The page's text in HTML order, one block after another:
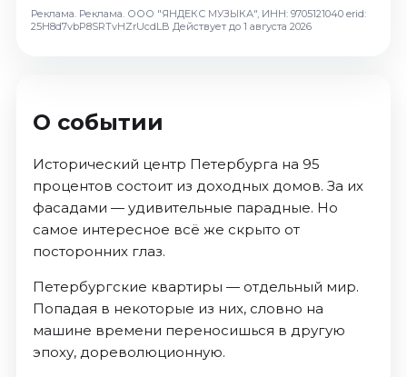
Декабрь 2026
Реклама. Реклама. ООО "ЯНДЕКС МУЗЫКА", ИНН: 9705121040 erid:
25H8d7vbP8SRTvHZrUcdLB Действует до 1 августа 2026
О событии
Исторический центр Петербурга на 95
процентов состоит из доходных домов. За их
фасадами — удивительные парадные. Но
самое интересное всё же скрыто от
посторонних глаз.
Петербургские квартиры — отдельный мир.
Попадая в некоторые из них, словно на
машине времени переносишься в другую
эпоху, дореволюционную.